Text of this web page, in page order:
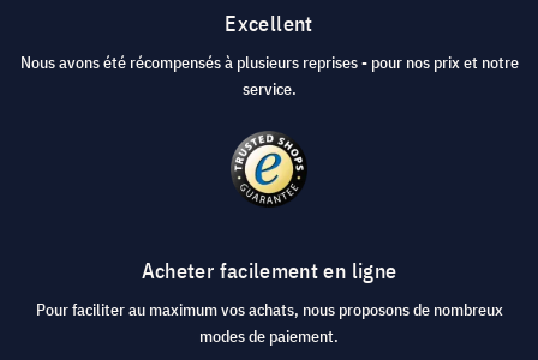
Excellent
Nous avons été récompensés à plusieurs reprises - pour nos prix et notre
service.
Acheter facilement en ligne
Pour faciliter au maximum vos achats, nous proposons de nombreux
modes de paiement.